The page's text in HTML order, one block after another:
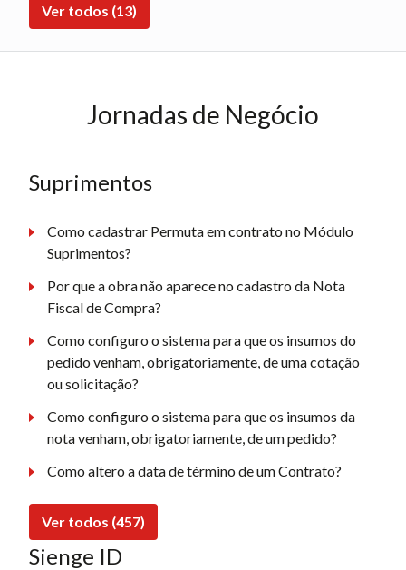
Ver todos (13)
Jornadas de Negócio
Suprimentos
Como cadastrar Permuta em contrato no Módulo
Suprimentos?
Por que a obra não aparece no cadastro da Nota
Fiscal de Compra?
Como configuro o sistema para que os insumos do
pedido venham, obrigatoriamente, de uma cotação
ou solicitação?
Como configuro o sistema para que os insumos da
nota venham, obrigatoriamente, de um pedido?
Como altero a data de término de um Contrato?
Ver todos (457)
Sienge ID